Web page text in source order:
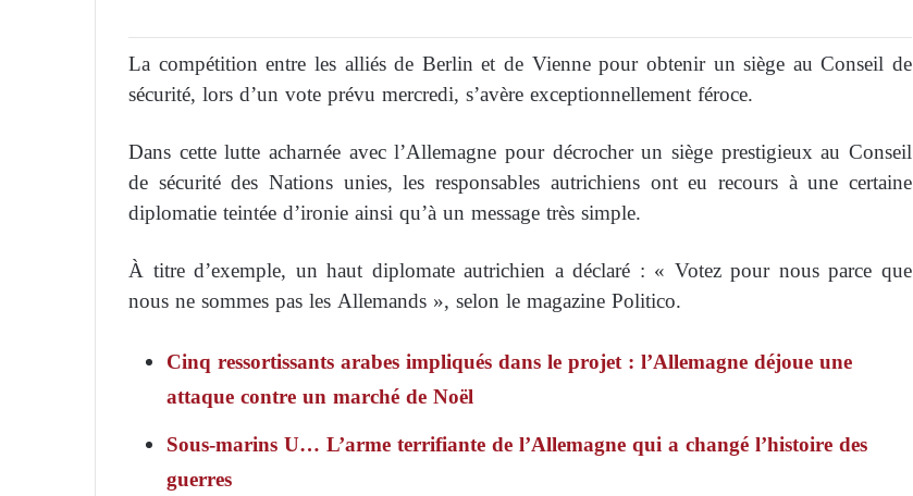
La compétition entre les alliés de Berlin et de Vienne pour obtenir un siège au Conseil de
sécurité, lors d’un vote prévu mercredi, s’avère exceptionnellement féroce.
Dans cette lutte acharnée avec l’Allemagne pour décrocher un siège prestigieux au Conseil
de sécurité des Nations unies, les responsables autrichiens ont eu recours à une certaine
diplomatie teintée d’ironie ainsi qu’à un message très simple.
À titre d’exemple, un haut diplomate autrichien a déclaré : « Votez pour nous parce que
nous ne sommes pas les Allemands », selon le magazine Politico.
Cinq ressortissants arabes impliqués dans le projet : l’Allemagne déjoue une
attaque contre un marché de Noël
Sous-marins U… L’arme terrifiante de l’Allemagne qui a changé l’histoire des
guerres